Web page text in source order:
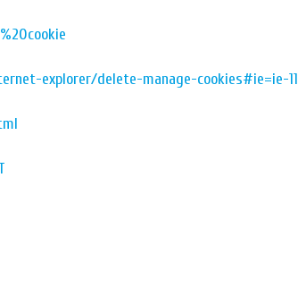
explorer/delete-manage-cookies#ie=ie-11